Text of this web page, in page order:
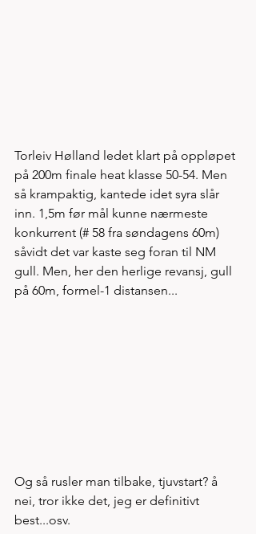
Torleiv Hølland ledet klart på oppløpet
på 200m finale heat klasse 50-54. Men
så krampaktig, kantede idet syra slår
inn. 1,5m før mål kunne nærmeste
konkurrent (# 58 fra søndagens 60m)
såvidt det var kaste seg foran til NM
gull. Men, her den herlige revansj, gull
på 60m, formel-1 distansen...
Og så rusler man tilbake, tjuvstart? å
nei, tror ikke det, jeg er definitivt
best...osv.